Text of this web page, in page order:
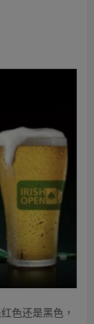
色还是黑色，